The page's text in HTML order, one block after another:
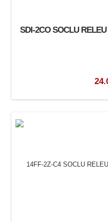
SDI-2CO SOCLU